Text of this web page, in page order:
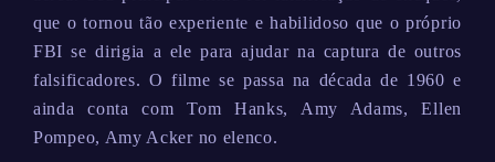
que o tornou tão experiente e habilidoso que o próprio
FBI se dirigia a ele para ajudar na captura de outros
falsificadores. O filme se passa na década de 1960 e
ainda conta com Tom Hanks, Amy Adams, Ellen
Pompeo, Amy Acker no elenco.